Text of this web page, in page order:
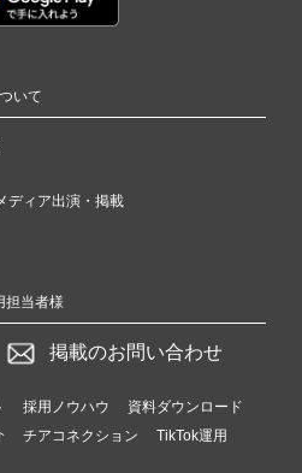
いて
ディア出演・掲載
担当者様
掲載のお問い合わせ
採用ノウハウ
資料ダウンロード
チアコネクション
TikTok運用